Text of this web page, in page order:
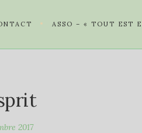
ASSO – « TOUT EST
2017